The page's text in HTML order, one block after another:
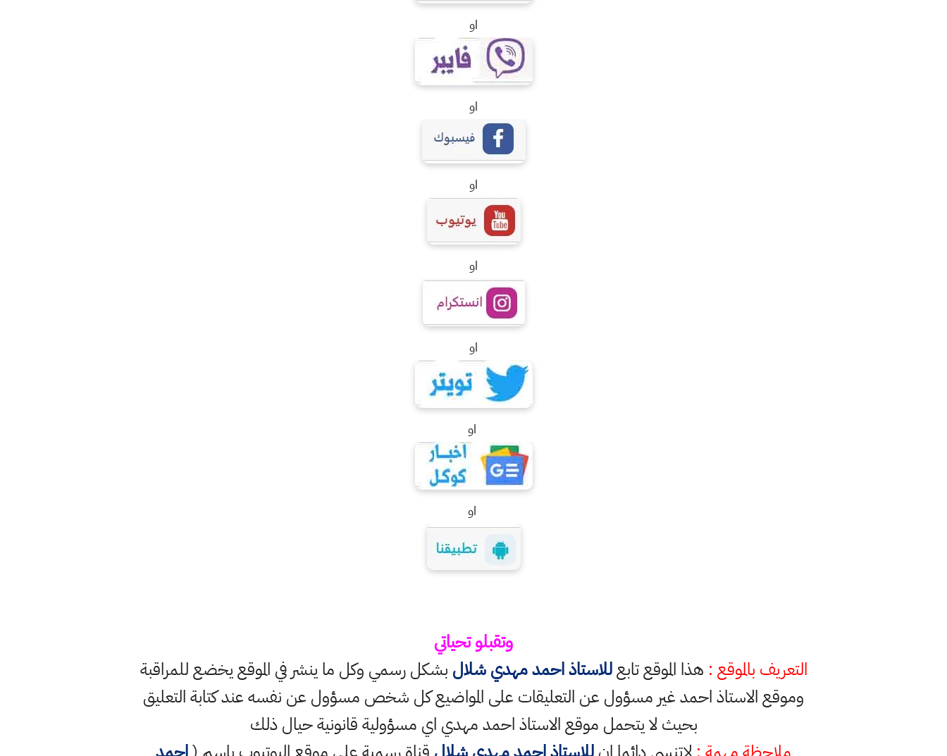
او
او
او
او
او
او
او
وتقبلو تحياتي
التعريف بالموقع : هذا الموقع تابعللاستاذ احمد مهدي شلال بشكل رسمي وكل ما ينشر في الموقع يخضع للمراقبة
وموقع الاستاذ احمد غير مسؤول عن التعليقات على المواضيع كل شخص مسؤول عن نفسه عند كتابة التعليق
بحيث لا يتحمل موقع الاستاذ احمد مهدي اي مسؤولية قانونية حيال ذلك